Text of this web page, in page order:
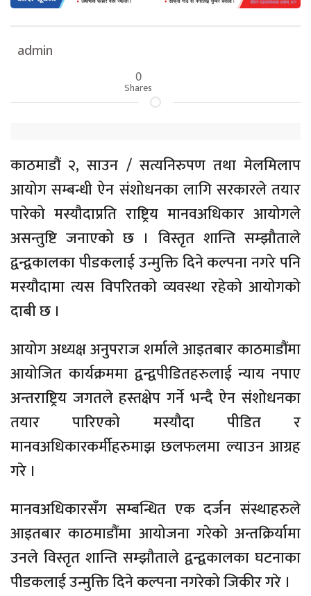
admin
0
Shares
काठमाडौं २, साउन / सत्यनिरुपण तथा मेलमिलाप
आयोग सम्बन्धी ऐन संशोधनका लागि सरकारले तयार
पारेको मस्यौदाप्रति राष्ट्रिय मानवअधिकार आयोगले
असन्तुष्टि जनाएको छ । विस्तृत शान्ति सम्झौताले
द्वन्द्वकालका पीडकलाई उन्मुक्ति दिने कल्पना नगरे पनि
मस्यौदामा त्यस विपरितको व्यवस्था रहेको आयोगको
दाबी छ ।
आयोग अध्यक्ष अनुपराज शर्माले आइतबार काठमाडौंमा
आयोजित कार्यक्रममा द्वन्द्वपीडितहरुलाई न्याय नपाए
अन्तराष्ट्रिय जगतले हस्तक्षेप गर्ने भन्दै ऐन संशोधनका
तयार पारिएको मस्यौदा पीडित र
मानवअधिकारकर्मीहरुमाझ छलफलमा ल्याउन आग्रह
गरे ।
मानवअधिकारसँग सम्बन्धित एक दर्जन संस्थाहरुले
आइतबार काठमाडौंमा आयोजना गरेको अन्तक्रिर्यामा
उनले विस्तृत शान्ति सम्झौताले द्वन्द्वकालका घटनाका
पीडकलाई उन्मुक्ति दिने कल्पना नगरेको जिकीर गरे ।